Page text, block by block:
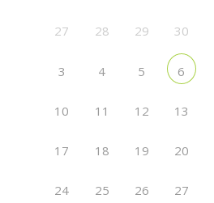
27 28 29 30
3 4 5 6
10 11 12 13
17 18 19 20
24 25 26 27